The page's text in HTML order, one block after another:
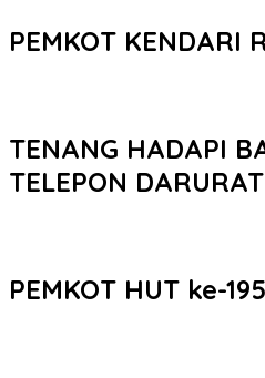
PEMKOT KENDARI
TENANG HADAPI
TELEPON DARURAT
PEMKOT HUT ke-